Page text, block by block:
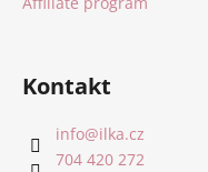
Kontakt
info@ilka.cz
704 420 272